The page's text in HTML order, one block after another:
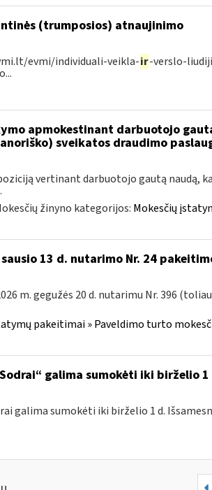
(trumposios) atnaujinimo
evmi/individuali-veikla-ir-verslo-
apmokestinant darbuotojo
sveikatos draudimo
vertinant darbuotojo gautą naudą,
žinyno kategorijos: Mokesčių
13 d. nutarimo Nr. 24
m. gegužės 20 d. nutarimu Nr. 396
pakeitimai » Paveldimo turto
galima sumokėti iki birželio 1
galima sumokėti iki birželio 1 d.